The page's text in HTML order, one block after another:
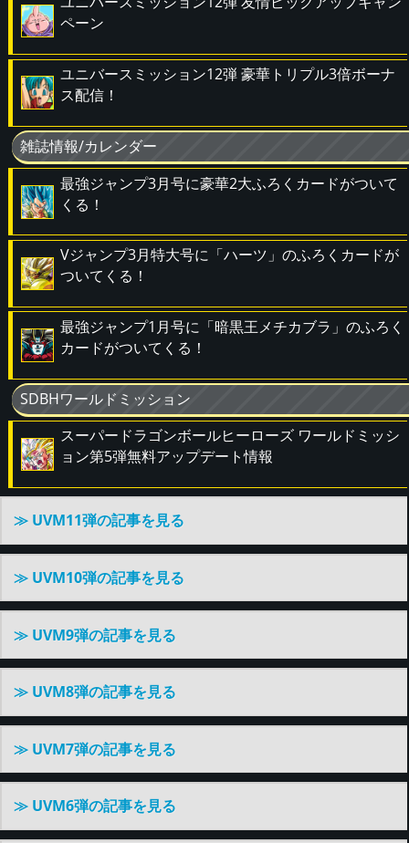
ペーン
ユニバースミッション12弾 豪華トリプル3倍ボーナ
ス配信！
雑誌情報/カレンダー
最強ジャンプ3月号に豪華2大ふろくカードがついて
くる！
Vジャンプ3月特大号に「ハーツ」のふろくカードが
ついてくる！
最強ジャンプ1月号に「暗黒王メチカブラ」のふろく
カードがついてくる！
SDBHワールドミッション
スーパードラゴンボールヒーローズ ワールドミッシ
ョン第5弾無料アップデート情報
≫ UVM11弾の記事を見る
≫ UVM10弾の記事を見る
≫ UVM9弾の記事を見る
≫ UVM8弾の記事を見る
≫ UVM7弾の記事を見る
≫ UVM6弾の記事を見る